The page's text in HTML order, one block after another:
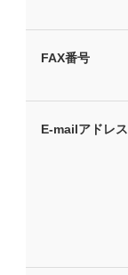
FAX番号
E-mailアドレス